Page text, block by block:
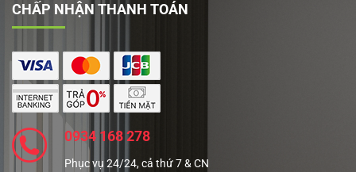
CHẤP NHẬN THANH TOÁN
0934 168 278
Phục vụ 24/24, cả thứ 7 & CN